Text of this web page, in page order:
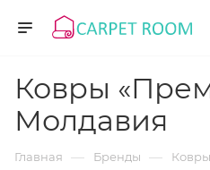
Ковры
Молдавия
Главная — Бренды —